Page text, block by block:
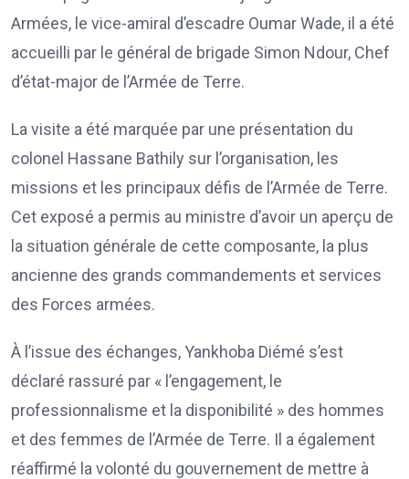
Armées, le vice-amiral d’escadre Oumar Wade, il a été
accueilli par le général de brigade Simon Ndour, Chef
d’état-major de l’Armée de Terre.
La visite a été marquée par une présentation du
colonel Hassane Bathily sur l’organisation, les
missions et les principaux défis de l’Armée de Terre.
Cet exposé a permis au ministre d’avoir un aperçu de
la situation générale de cette composante, la plus
ancienne des grands commandements et services
des Forces armées.
À l’issue des échanges, Yankhoba Diémé s’est
déclaré rassuré par « l’engagement, le
professionnalisme et la disponibilité » des hommes
et des femmes de l’Armée de Terre. Il a également
réaffirmé la volonté du gouvernement de mettre à